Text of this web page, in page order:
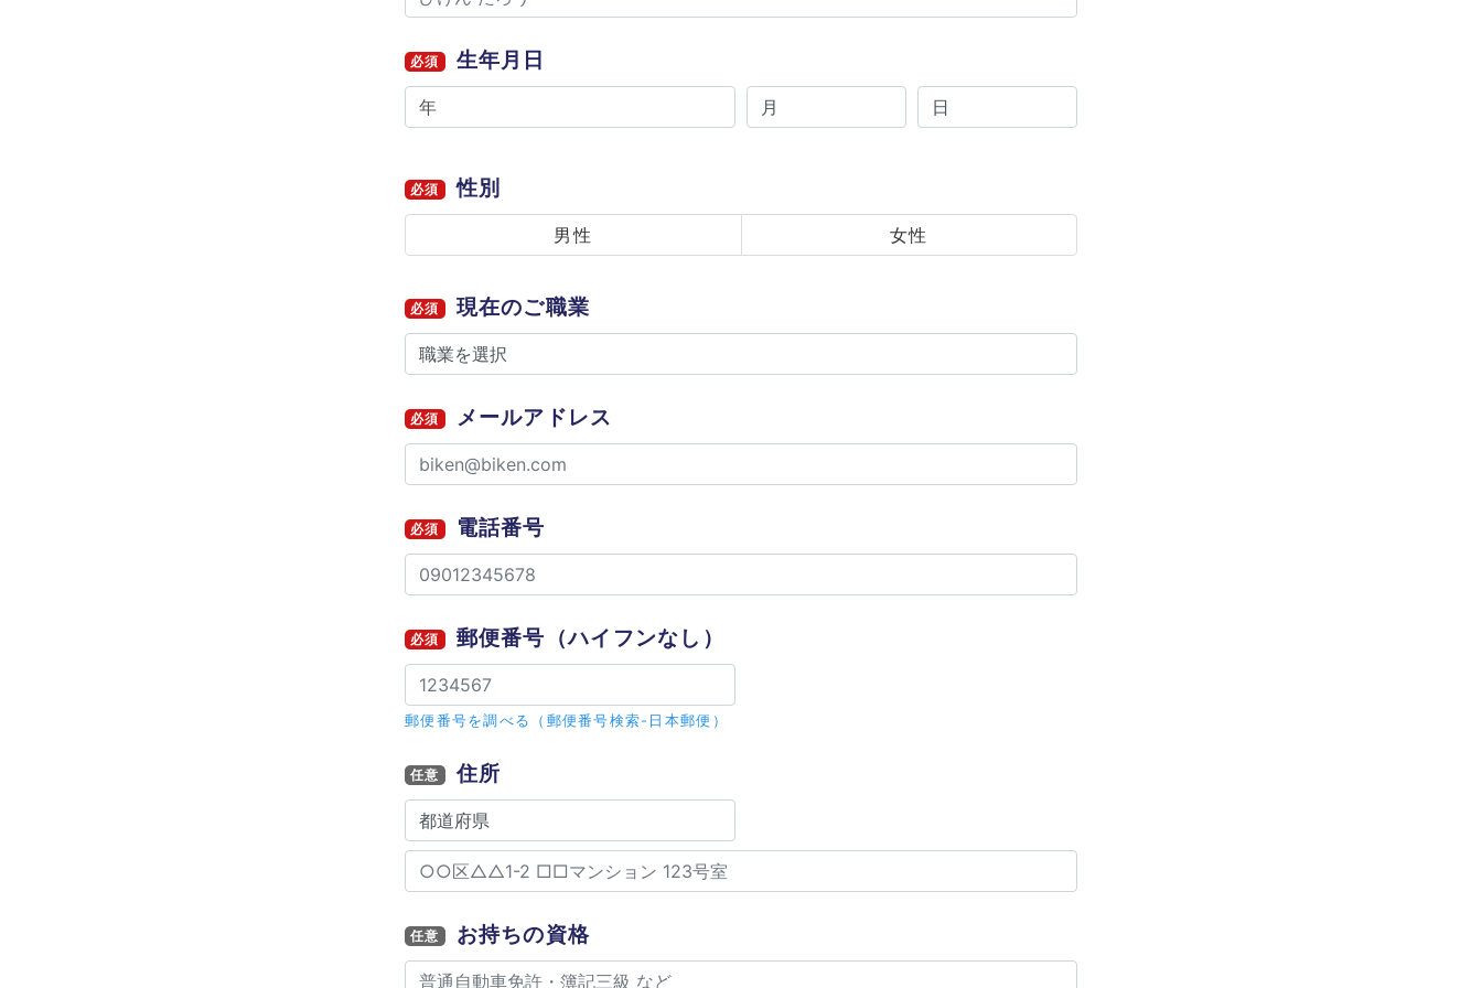
必須 生年月日
必須 性別
男性 女性
必須 現在のご職業
必須 メールアドレス
必須 電話番号
必須 郵便番号 （ハイフンなし）
郵便番号を調べる（郵便番号検索-日本郵便）
任意 住所
任意 お持ちの資格